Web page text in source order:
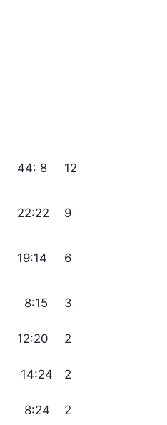
44: 8 12
22:22 9
19:14 6
8:15 3
12:20 2
14:24 2
8:24 2